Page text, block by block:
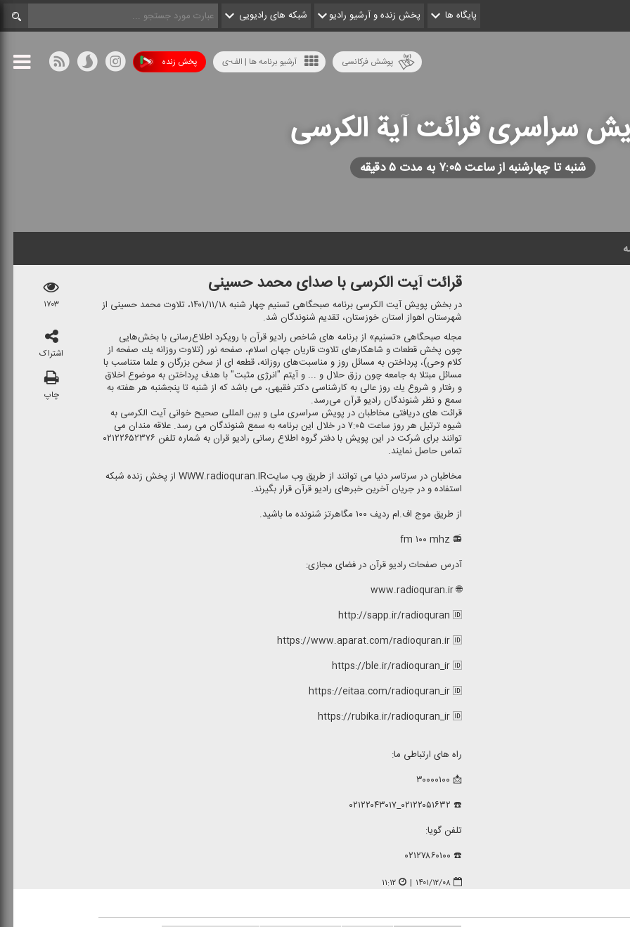
پایگاه ها پخش زنده و آرشیو رادیو شبکه های رادیویی
پخش زنده آرشیو برنامه ها | الف-ی پوشش فرکانسی
سراسری قرائت آیة الكرسی
شنبه تا چهارشنبه از ساعت ۷:۰۵ به مدت ۵ دقیقه
قرائت آیت الكرسی با صدای محمد حسینی
در بخش پویش آیت الكرسی برنامه صبحگاهی تسنیم چهار شنبه ۱۴۰۱/۱۱/۱۸، تلاوت محمد حسینی از
شهرستان اهواز استان خوزستان، تقدیم شنوندگان شد.
مجله صبحگاهی «تسنیم» از برنامه های شاخص رادیو قرآن با رویكرد اطلاع‌رسانی با بخش‌هایی
چون پخش قطعات و شاهكارهای تلاوت قاریان جهان اسلام، صفحه نور (تلاوت روزانه یك صفحه از
كلام وحی)، پرداختن به مسائل روز و مناسبت‌های روزانه، قطعه ای از سخن بزرگان و علما متناسب با
مسائل مبتلا به جامعه چون رزق حلال و ... و آیتم "انرژی مثبت" با هدف پرداختن به موضوع اخلاق
و رفتار و شروع یك روز عالی به كارشناسی دكتر فقیهی، می باشد كه از شنبه تا پنجشنبه هر هفته به
سمع و نظر شنوندگان رادیو قرآن می‌رسد.
قرائت های دریافتی مخاطبان در پویش سراسری ملی و بین المللی صحیح خوانی آیت الكرسی به
شیوه ترتیل هر روز ساعت ۷:۰۵ در خلال این برنامه به سمع شنوندگان می رسد. علاقه مندان می
توانند برای شركت در این پویش با دفتر گروه اطلاع رسانی رادیو قران به شماره تلفن ۰۲۱۲۲۶۵۲۳۷۶
تماس حاصل نمایند.
مخاطبان در سرتاسر دنیا می توانند از طریق وب سایتWWW.radioquran.IR از پخش زنده شبكه
استفاده و در جریان آخرین خبرهای رادیو قرآن قرار بگیرند.
از طریق موج اف.ام ردیف ۱۰۰ مگاهرتز شنونده ما باشید.
📻 fm ۱۰۰ mhz
آدرس صفحات رادیو قرآن در فضای مجازی:
🌐 www.radioquran.ir
http://sapp.ir/radioquran 🆔
https://www.aparat.com/radioquran.ir 🆔
https://ble.ir/radioquran_ir 🆔
https://eitaa.com/radioquran_ir 🆔
https://rubika.ir/radioquran_ir 🆔
راه های ارتباطی ما:
📩 ۳۰۰۰۰۱۰۰
☎️ ۰۲۱۲۲۰۵۱۶۳۲_۰۲۱۲۲۰۴۳۰۱۷
تلفن گویا:
☎️ ۰۲۱۲۷۸۶۰۱۰۰
۱۴۰۱/۱۲/۰۸ | ۱۱:۱۲
۱۷۰۳
اشتراک
چاپ